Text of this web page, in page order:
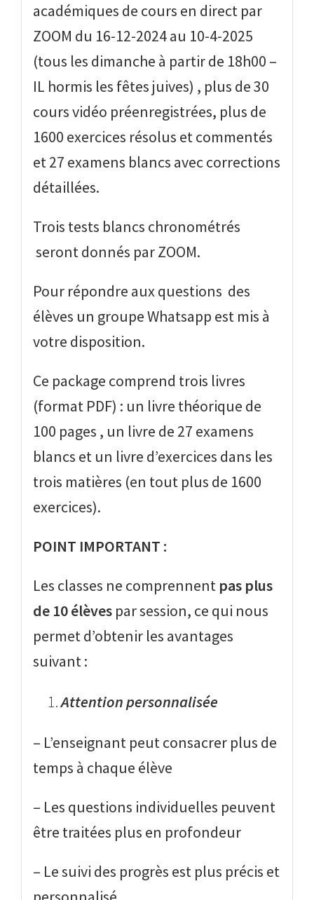
académiques de cours en direct par
ZOOM du 16-12-2024 au 10-4-2025
(tous les dimanche à partir de 18h00 –
IL hormis les fêtes juives) , plus de 30
cours vidéo préenregistrées, plus de
1600 exercices résolus et commentés
et 27 examens blancs avec corrections
détaillées.
Trois tests blancs chronométrés
seront donnés par ZOOM.
Pour répondre aux questions des
élèves un groupe Whatsapp est mis à
votre disposition.
Ce package comprend trois livres
(format PDF) : un livre théorique de
100 pages , un livre de 27 examens
blancs et un livre d’exercices dans les
trois matières (en tout plus de 1600
exercices).
POINT IMPORTANT :
Les classes ne comprennent pas plus
de 10 élèvespar session, ce qui nous
permet d’obtenir les avantages
suivant :
Attention personnalisée
– L’enseignant peut consacrer plus de
temps à chaque élève
– Les questions individuelles peuvent
être traitées plus en profondeur
– Le suivi des progrès est plus précis et